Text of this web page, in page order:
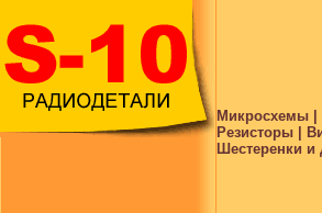
Микросхемы |
Резисторы |
Шестеренки и